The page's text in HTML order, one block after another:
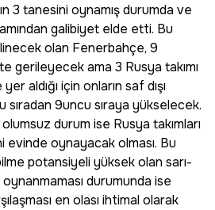
3 tanesini oynamış durumda ve
galibiyet elde etti. Bu
olan Fenerbahçe, 9
gerileyecek ama 3 Rusya takımı
aldığı için onların saf dışı
sıradan 9uncu sıraya yükselecek.
durum ise Rusya takımları
evinde oynayacak olması. Bu
potansiyeli yüksek olan sarı-
durumunda ise
en olası ihtimal olarak